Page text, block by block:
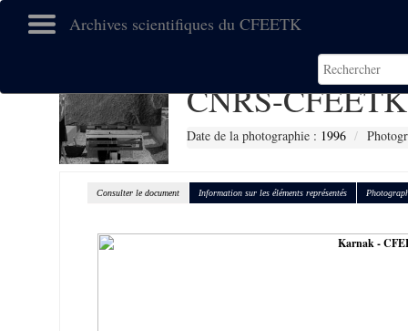
Archives scientifiques du CFEETK
CNRS-
Date de la photographie : 1996
Consulter le document Information sur les éléments représentés